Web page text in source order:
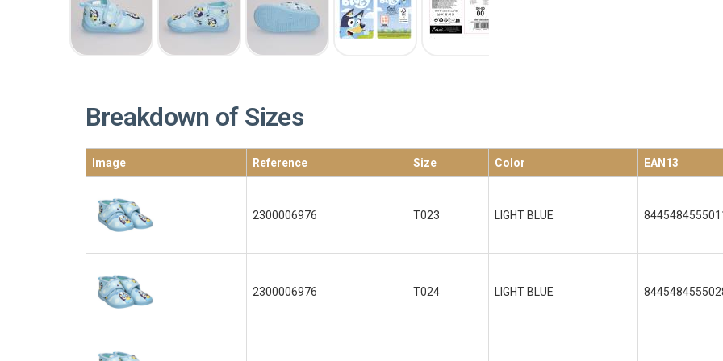
Breakdown of Sizes
Image Reference Size Color EAN13
2300006976 T023 LIGHT BLUE
2300006976 T024 LIGHT BLUE